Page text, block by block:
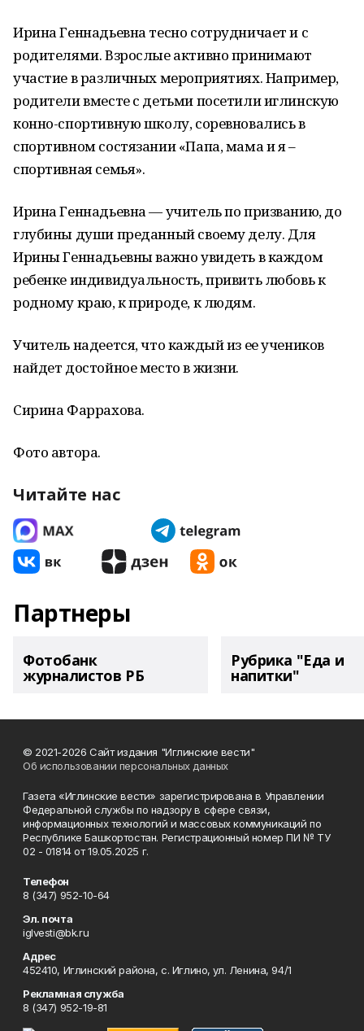
Ирина Геннадьевна тесно сотрудничает и с
родителями. Взрослые активно принимают
участие в различных мероприятиях. Например,
родители вместе с детьми посетили иглинскую
конно-спортивную школу, соревновались в
спортивном состязании «Папа, мама и я –
спортивная семья».
Ирина Геннадьевна — учитель по призванию, до
глубины души преданный своему делу. Для
Ирины Геннадьевны важно увидеть в каждом
ребенке индивидуальность, привить любовь к
родному краю, к природе, к людям.
Учитель надеется, что каждый из ее учеников
найдет достойное место в жизни.
Сирина Фаррахова.
Фото автора.
Читайте нас
Партнеры
Фотобанк
журналистов РБ
Рубрика "Еда и
напитки"
© 2021-2026 Сайт издания "Иглинские вести"
Об использовании персональных данных
Газета «Иглинские вести» зарегистрирована в Управлении
Федеральной службы по надзору в сфере связи,
информационных технологий и массовых коммуникаций по
Республике Башкортостан. Регистрационный номер ПИ № ТУ
02 - 01814 от 19.05.2025 г.
Телефон
8 (347) 952-10-64
Эл. почта
iglvesti@bk.ru
Адрес
452410, Иглинский района, с. Иглино, ул. Ленина, 94/1
Рекламная служба
8 (347) 952-19-81